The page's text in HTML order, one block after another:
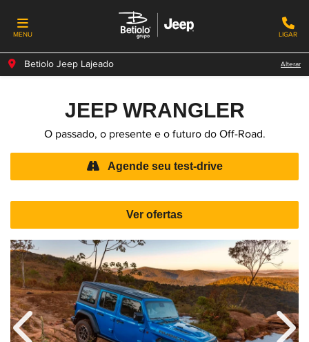
MENU LIGAR
Betiolo Jeep Lajeado Alterar
JEEPWRANGLER
O passado, o presente e o futuro do Off-Road.
Agende seu test-drive
Ver ofertas
Anterior